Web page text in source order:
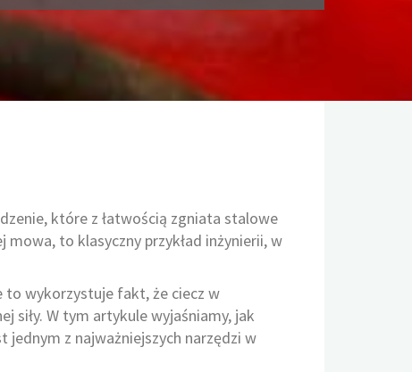
które z łatwością zgniata stalowe
mowa, to klasyczny przykład inżynierii, w
to wykorzystuje fakt, że ciecz w
siły. W tym artykule wyjaśniamy, jak
jednym z najważniejszych narzędzi w